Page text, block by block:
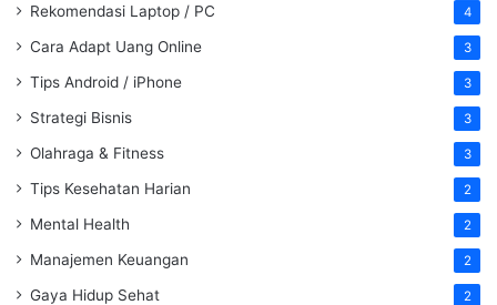
Rekomendasi Laptop / PC 4
Cara Adapt Uang Online 3
Tips Android / iPhone 3
Strategi Bisnis 3
Olahraga & Fitness 3
Tips Kesehatan Harian 2
Mental Health 2
Manajemen Keuangan 2
Gaya Hidup Sehat 2